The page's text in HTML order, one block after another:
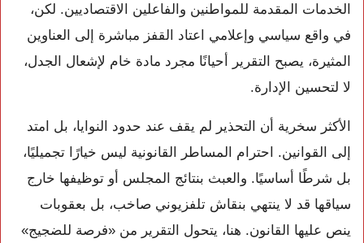
الخدمات المقدمة للمواطنين والفاعلين الاقتصاديين. لكن،
في واقع سياسي وإعلامي اعتاد القفز مباشرة إلى العناوين
المثيرة، يصبح التقرير أحيانًا مجرد مادة خام لإشعال الجدل،
لا لتحسين الإدارة.
الأكثر سخرية أن التحذير لم يقف عند حدود النوايا، بل امتد
إلى القوانين. احترام المساطر القانونية ليس خيارًا تجميليًا،
بل شرطًا أساسيًا. والعبث بنتائج المجلس أو توظيفها خارج
سياقها قد لا ينتهي بنقاش تلفزيوني صاخب، بل بعقوبات
ينص عليها القانون. هنا، يتحول التقرير من «فرصة للضجيج»